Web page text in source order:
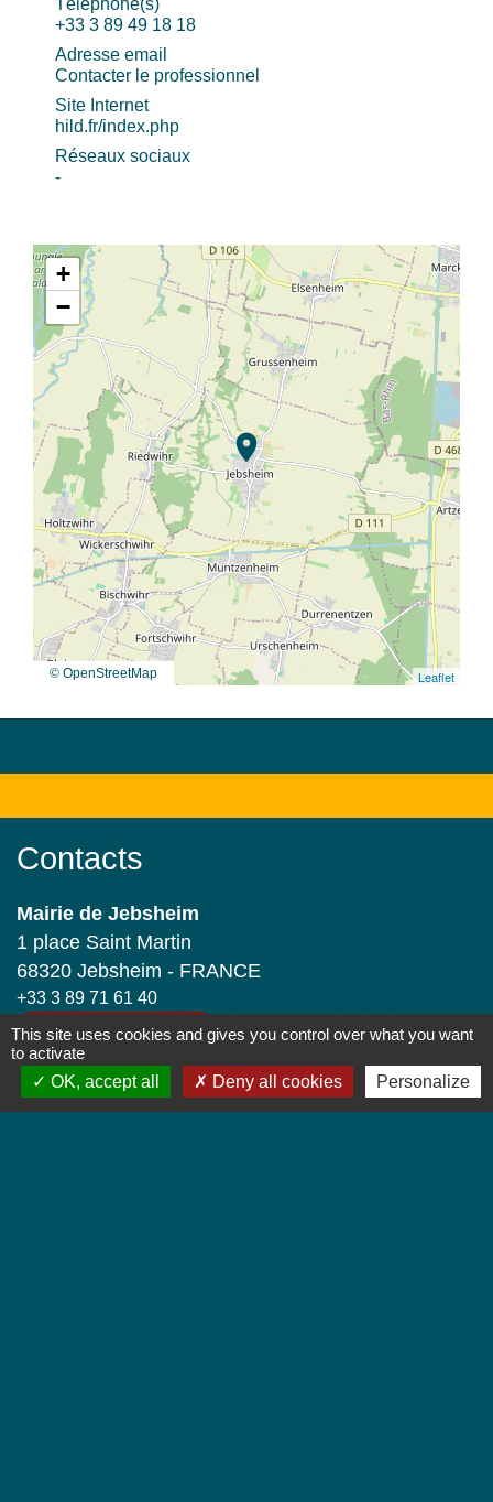
Téléphone(s)
+33 3 89 49 18 18
Adresse email
Contacter le professionnel
Site Internet
hild.fr/index.php
Réseaux sociaux
-
location_on
+
−
Leaflet
© OpenStreetMap
Contacts
Mairie de Jebsheim
1 place Saint Martin
68320 Jebsheim - FRANCE
+33 3 89 71 61 40
Contact par formulaire
Horaires d'ouverture
This site uses cookies and gives you control over what you want
to activate
OK, accept all
Deny all cookies Personalize